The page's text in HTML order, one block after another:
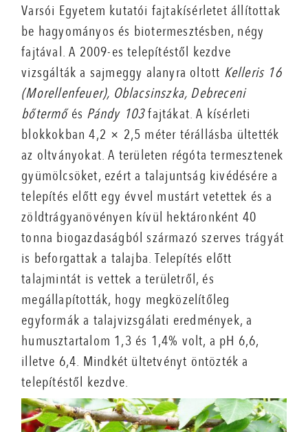
Varsói Egyetem kutatói fajtakísérletet állítottak
be hagyományos és bioter­mesztésben, négy
fajtával. A 2009-es telepítéstől kezdve
vizsgálták a sajmeggy alanyra oltott Kelleris 16
(Morellenfeuer), Oblacsinszka, Debreceni
bőtermőés Pándy 103fajtákat. A kísérleti
blokkokban 4,2 × 2,5 méter térállásba ültették
az oltványokat. A területen régóta termesztenek
gyümölcsöket, ezért a talajuntság kivédésére a
telepítés előtt egy évvel mustárt vetettek és a
zöldtrágyanövényen kívül hektáronként 40
tonna biogazdaságból származó szerves trágyát
is beforgattak a talajba. Telepítés előtt
talajmintát is vettek a területről, és
megállapították, hogy megközelítőleg
egyformák a talajvizsgálati eredmények, a
humusztartalom 1,3 és 1,4% volt, a pH 6,6,
illetve 6,4. Mindkét ültetvényt öntözték a
telepítéstől kezdve.